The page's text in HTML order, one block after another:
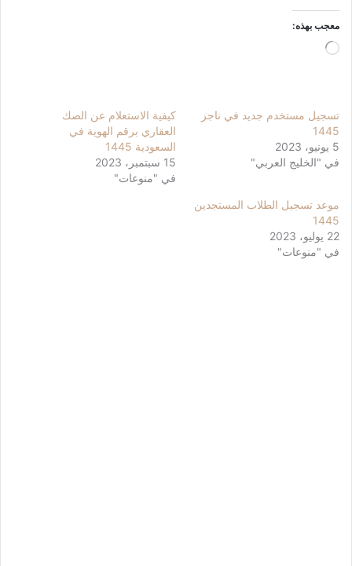
معجب بهذه:
جاري
تسجيل مستخدم جديد في ناجز
1445
5 يونيو، 2023
في "الخليج العربي"
كيفية الاستعلام عن الصك
العقاري برقم الهوية في
السعودية 1445
15 سبتمبر، 2023
في "منوعات"
موعد تسجيل الطلاب المستجدين
1445
22 يوليو، 2023
في "منوعات"